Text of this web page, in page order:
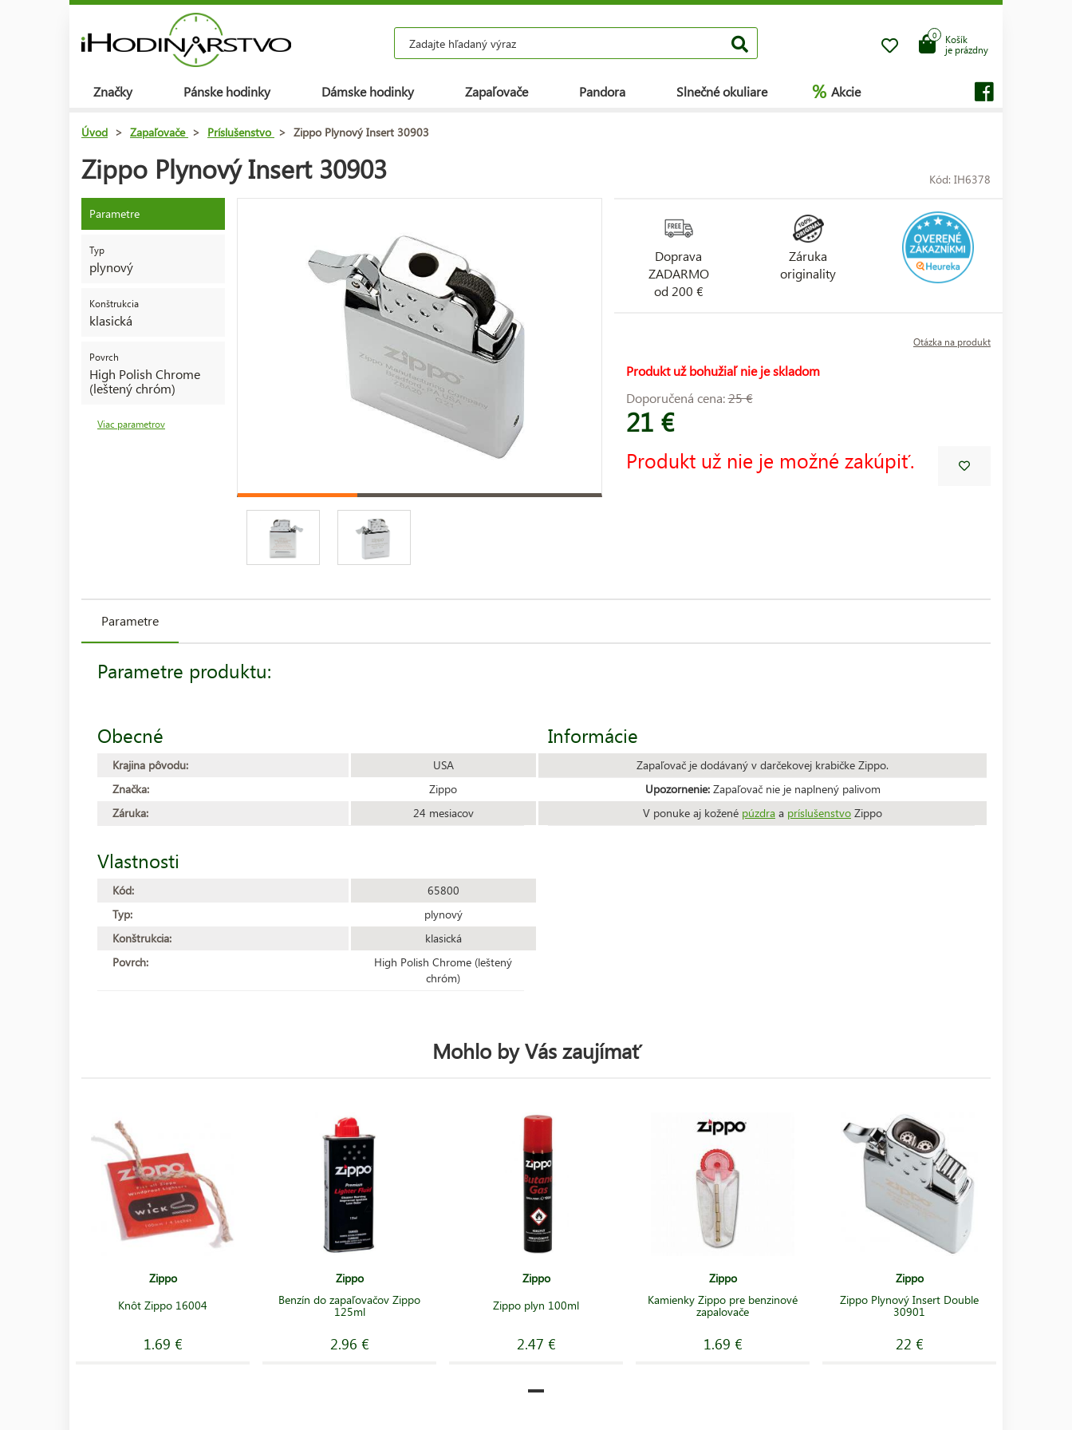
Košík
je prázdny
0
Značky Pánske hodinky Dámske hodinky Zapaľovače Pandora Slnečné okuliare % Akcie
Úvod > Zapaľovače > Príslušenstvo > Zippo Plynový Insert 30903
Zippo Plynový Insert 30903 Kód: IH6378
Parametre
Typ
plynový
Konštrukcia
klasická
Povrch
High Polish Chrome
(leštený chróm)
Viac parametrov
Doprava
ZADARMO
od 200 €
Záruka
originality
Otázka na produkt
Produkt už bohužiaľ nie je skladom
Doporučená cena:25 €
21 €
Produkt už nie je možné zakúpiť.
Parametre
Parametre produktu:
Obecné
Krajina pôvodu:
USA
Značka:
Zippo
Záruka:
24 mesiacov
Vlastnosti
Kód:
65800
Typ:
plynový
Konštrukcia:
klasická
Povrch:
High Polish Chrome (leštený
chróm)
Informácie
Zapaľovač je dodávaný v darčekovej krabičke Zippo.
Upozornenie:Zapaľovač nie je naplnený palivom
V ponuke aj kožené púzdra a príslušenstvo Zippo
Mohlo by Vás zaujímať
Zippo
Knôt Zippo 16004
1.69 €
Zippo
Benzín do zapaľovačov Zippo
125ml
2.96 €
Zippo
Zippo plyn 100ml
2.47 €
Zippo
Kamienky Zippo pre benzinové
zapalovače
1.69 €
Zippo
Zippo Plynový Insert Double
30901
22 €